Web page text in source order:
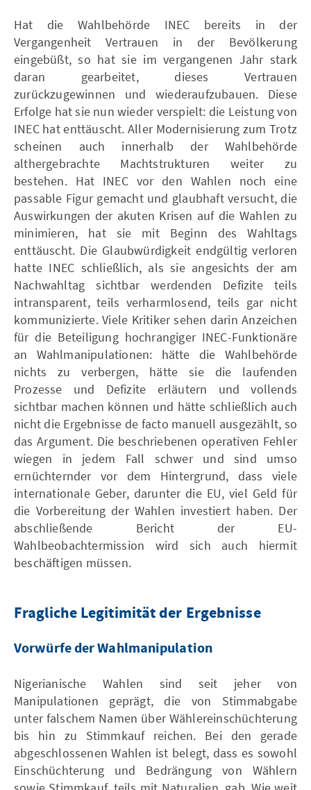
Hat die Wahlbehörde INEC bereits in der
Vergangenheit Vertrauen in der Bevölkerung
eingebüßt, so hat sie im vergangenen Jahr stark
daran gearbeitet, dieses Vertrauen
zurückzugewinnen und wiederaufzubauen. Diese
Erfolge hat sie nun wieder verspielt: die Leistung von
INEC hat enttäuscht. Aller Modernisierung zum Trotz
scheinen auch innerhalb der Wahlbehörde
althergebrachte Machtstrukturen weiter zu
bestehen. Hat INEC vor den Wahlen noch eine
passable Figur gemacht und glaubhaft versucht, die
Auswirkungen der akuten Krisen auf die Wahlen zu
minimieren, hat sie mit Beginn des Wahltags
enttäuscht. Die Glaubwürdigkeit endgültig verloren
hatte INEC schließlich, als sie angesichts der am
Nachwahltag sichtbar werdenden Defizite teils
intransparent, teils verharmlosend, teils gar nicht
kommunizierte. Viele Kritiker sehen darin Anzeichen
für die Beteiligung hochrangiger INEC-Funktionäre
an Wahlmanipulationen: hätte die Wahlbehörde
nichts zu verbergen, hätte sie die laufenden
Prozesse und Defizite erläutern und vollends
sichtbar machen können und hätte schließlich auch
nicht die Ergebnisse de facto manuell ausgezählt, so
das Argument. Die beschriebenen operativen Fehler
wiegen in jedem Fall schwer und sind umso
ernüchternder vor dem Hintergrund, dass viele
internationale Geber, darunter die EU, viel Geld für
die Vorbereitung der Wahlen investiert haben. Der
abschließende Bericht der EU-
Wahlbeobachtermission wird sich auch hiermit
beschäftigen müssen.
Fragliche Legitimität der Ergebnisse
Vorwürfe der Wahlmanipulation
Nigerianische Wahlen sind seit jeher von
Manipulationen geprägt, die von Stimmabgabe
unter falschem Namen über Wählereinschüchterung
bis hin zu Stimmkauf reichen. Bei den gerade
abgeschlossenen Wahlen ist belegt, dass es sowohl
Einschüchterung und Bedrängung von Wählern